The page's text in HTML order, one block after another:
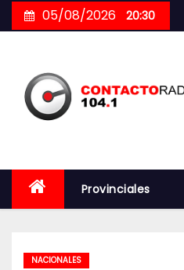
to
05/08/2026 20:30
Provinciales
NACIONALES